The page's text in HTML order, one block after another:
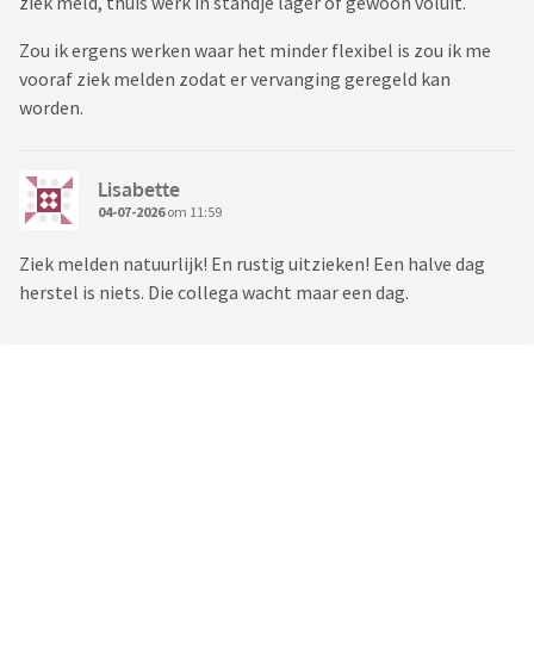
Zou ik ergens werken waar het minder flexibel is zou ik me
vooraf ziek melden zodat er vervanging geregeld kan
worden.
Lisabette
04-07-2026om 11:59
Ziek melden natuurlijk! En rustig uitzieken! Een halve dag
herstel is niets. Die collega wacht maar een dag.